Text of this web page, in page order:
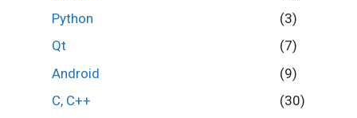
Python
(3)
Qt
(7)
Android
(9)
C, C++
(30)